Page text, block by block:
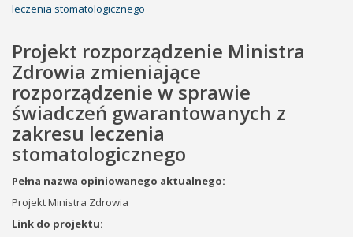
leczenia stomatologicznego
Projekt rozporządzenie Ministra
Zdrowia zmieniające
rozporządzenie w sprawie
świadczeń gwarantowanych z
zakresu leczenia
stomatologicznego
Pełna nazwa opiniowanego aktualnego:
Projekt Ministra Zdrowia
Link do projektu: